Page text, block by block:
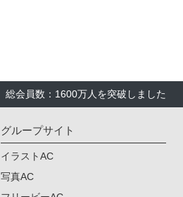
総会員数：1600万人を突破しました
グループサイト
イラストAC
写真AC